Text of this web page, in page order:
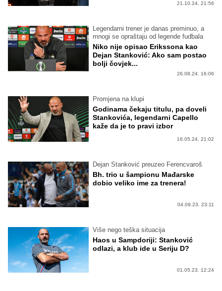
21.10.24. 21:56
Legendarni trener je danas preminuo, a
mnogi se opraštaju od legende fudbala
Niko nije opisao Erikssona kao
Dejan Stanković: Ako sam postao
bolji čovjek...
26.08.24. 16:06
Promjena na klupi
Godinama čekaju titulu, pa doveli
Stankovića, legendarni Capello
kaže da je to pravi izbor
16.05.24. 21:02
Dejan Stanković preuzeo Ferencvaroš
Bh. trio u šampionu Mađarske
dobio veliko ime za trenera!
04.09.23. 23:11
Više nego teška situacija
Haos u Sampdoriji: Stanković
odlazi, a klub ide u Seriju D?
01.05.23. 12:24